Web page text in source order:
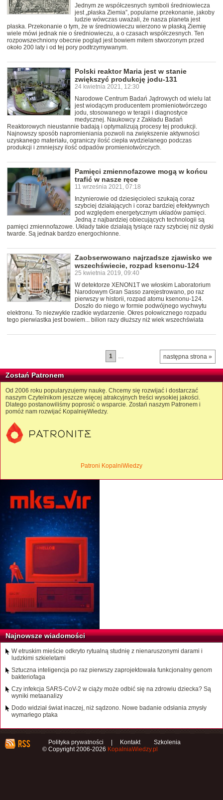
Jednym ze współczesnych symboli średniowiecza
jest „płaska Ziemia”, popularne przekonanie, jakoby
ludzie wówczas uważali, że nasza planeta jest
płaska. Przekonanie o tym, że w średniowieczu wierzono w płaską Ziemię
wiele mówi jednak nie o średniowieczu, a o czasach współczesnych. Ten
rozpowszechniony obecnie pogląd jest bowiem mitem stworzonym przed
około 200 laty i od tej pory podtrzymywanym.
Polski reaktor Maria jest w stanie
zwiększyć produkcję jodu-131
24 kwietnia 2021, 12:30
Narodowe Centrum Badań Jądrowych od wielu lat
jest wiodącym producentem promieniotwórczego
jodu, stosowanego w terapii i diagnostyce
medycznej. Naukowcy z Zakładu Badań
Reaktorowych nieustannie badają i optymalizują procesy tej produkcji.
Najnowszy sposób napromieniania pozwoli na zwiększenie aktywności
uzyskanego materiału, ograniczy ilość ciepła wydzielanego podczas
produkcji i zmniejszy ilość odpadów promieniotwórczych.
Pamięci zmiennofazowe mogą w końcu
trafić w nasze ręce
11 września 2021, 07:18
Inżynierowie od dziesięcioleci szukają coraz
szybciej działających i coraz bardziej efektywnych
pod względem energetycznym układów pamięci.
Jedną z najbardziej obiecujących technologii są
pamięci zmiennofazowe. Układy takie działają tysiące razy szybciej niż dyski
twarde. Są jednak bardzo energochłonne.
Zaobserwowano najrzadsze zjawisko we
wszechświecie, rozpad ksenonu-124
25 kwietnia 2019, 09:40
W detektorze XENON1T we włoskim Laboratorium
Narodowym Gran Sasso zarejestrowano, po raz
pierwszy w historii, rozpad atomu ksenonu-124.
Doszło do niego w formie podwójnego wychwytu
elektronu. To niezwykle rzadkie wydarzenie. Okres połowicznego rozpadu
tego pierwiastka jest bowiem... bilion razy dłuższy niż wiek wszechświata
następna strona »
1 …
Zostań Patronem
Od 2006 roku popularyzujemy naukę. Chcemy się rozwijać i dostarczać
naszym Czytelnikom jeszcze więcej atrakcyjnych treści wysokiej jakości.
Dlatego postanowiliśmy poprosić o wsparcie. Zostań naszym Patronem i
pomóż nam rozwijać KopalnięWiedzy.
Patroni KopalniWiedzy
Najnowsze wiadomości
W etruskim mieście odkryto rytualną studnię z nienaruszonymi darami i
ludzkimi szkieletami
Sztuczna inteligencja po raz pierwszy zaprojektowała funkcjonalny genom
bakteriofaga
Czy infekcja SARS-CoV-2 w ciąży może odbić się na zdrowiu dziecka? Są
wyniki metaanalizy
Dodo widział świat inaczej, niż sądzono. Nowe badanie odsłania zmysły
wymarłego ptaka
Polityka prywatności Kontakt
Szkolenia
© Copyright 2006-2026 KopalniaWiedzy.pl